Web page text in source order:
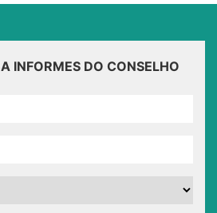
INFORMES DO CONSELHO